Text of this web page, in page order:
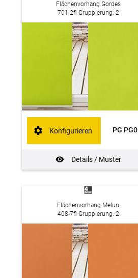
Flächenvorhang Gordes
701-2fl Gruppierung: 2
PG PG0
Details / Muster
Konfigurieren
Flächenvorhang Melun
408-7fl Gruppierung: 2